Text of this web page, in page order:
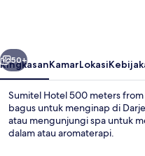
Mall
Road
Berikutnya
50+
RingkasanKamarLokasi
Sumitel Hotel 500 meters
bagus untuk menginap di
atau mengunjungi spa untuk
dalam atau aromaterapi.